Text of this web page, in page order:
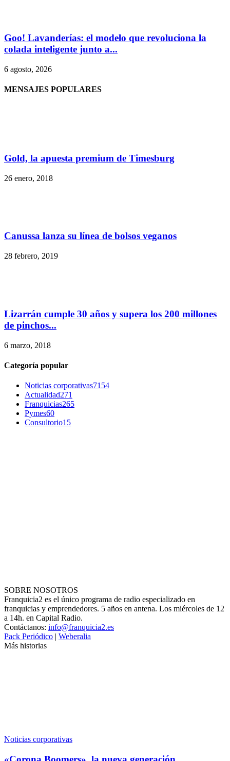
Goo! Lavanderías: el modelo que revoluciona la
colada inteligente junto a...
6 agosto, 2026
MENSAJES POPULARES
Gold, la apuesta premium de Timesburg
26 enero, 2018
Canussa lanza su línea de bolsos veganos
28 febrero, 2019
Lizarrán cumple 30 años y supera los 200 millones
de pinchos...
6 marzo, 2018
Categoría popular
Noticias corporativas7154
Actualidad271
Franquicias265
Pymes60
Consultorio15
SOBRE NOSOTROS
Franquicia2 es el único programa de radio especializado en
franquicias y emprendedores. 5 años en antena. Los miércoles de 12
a 14h. en Capital Radio.
Contáctanos: info@franquicia2.es
Pack Periódico | Weberalia
Más historias
Noticias corporativas